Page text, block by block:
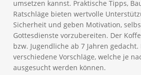
umsetzen kannst. Praktische Tipps,
Ratschläge bieten wertvolle
Sicherheit und geben Motivation,
Gottesdienste vorzubereiten. Der
bzw. Jugendliche ab 7 Jahren gedacht.
verschiedene Vorschläge, welche je
ausgesucht werden können.